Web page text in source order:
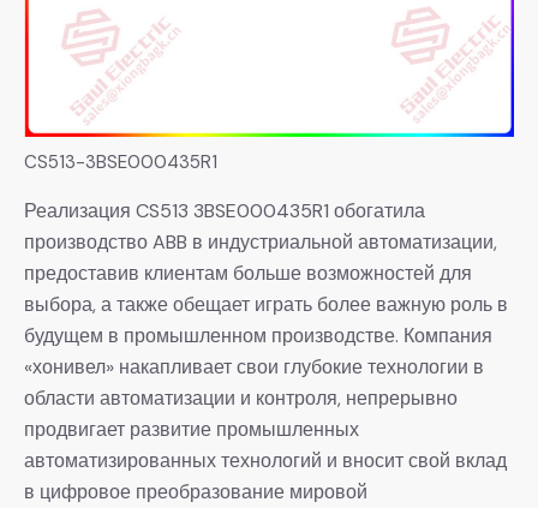
CS513-3BSE000435R1
Реализация CS513 3BSE000435R1 обогатила
производство ABB в индустриальной автоматизации,
предоставив клиентам больше возможностей для
выбора, а также обещает играть более важную роль в
будущем в промышленном производстве. Компания
«хонивел» накапливает свои глубокие технологии в
области автоматизации и контроля, непрерывно
продвигает развитие промышленных
автоматизированных технологий и вносит свой вклад
в цифровое преобразование мировой